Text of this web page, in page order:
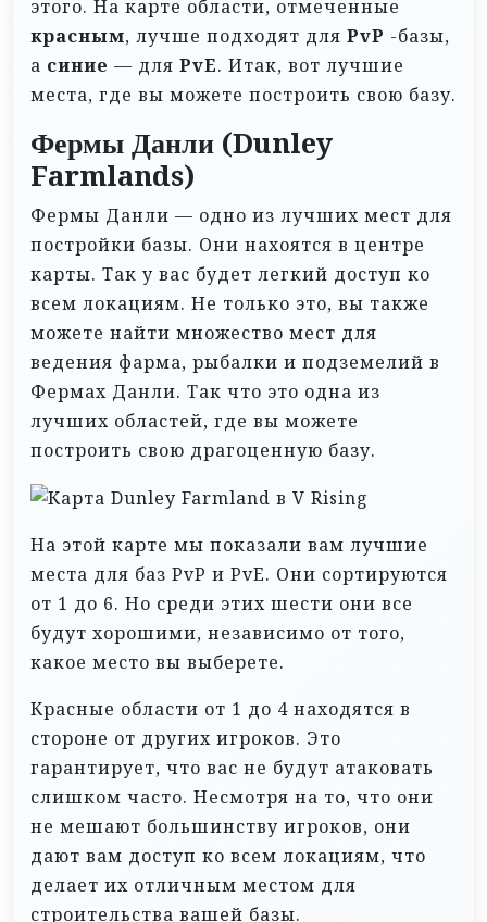
этого. На карте области, отмеченные
красным, лучше подходят для PvP -базы,
а синие — для PvE. Итак, вот лучшие
места, где вы можете построить свою базу.
Фермы Данли (Dunley
Farmlands)
Фермы Данли — одно из лучших мест для
постройки базы. Они нахоятся в центре
карты. Так у вас будет легкий доступ ко
всем локациям. Не только это, вы также
можете найти множество мест для
ведения фарма, рыбалки и подземелий в
Фермах Данли. Так что это одна из
лучших областей, где вы можете
построить свою драгоценную базу.
На этой карте мы показали вам лучшие
места для баз PvP и PvE. Они сортируются
от 1 до 6. Но среди этих шести они все
будут хорошими, независимо от того,
какое место вы выберете.
Красные области от 1 до 4 находятся в
стороне от других игроков. Это
гарантирует, что вас не будут атаковать
слишком часто. Несмотря на то, что они
не мешают большинству игроков, они
дают вам доступ ко всем локациям, что
делает их отличным местом для
строительства вашей базы.